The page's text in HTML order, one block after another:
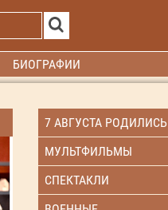
БИОГРАФИИ
7 АВГУСТА РОДИЛИСЬ
МУЛЬТФИЛЬМЫ
СПЕКТАКЛИ